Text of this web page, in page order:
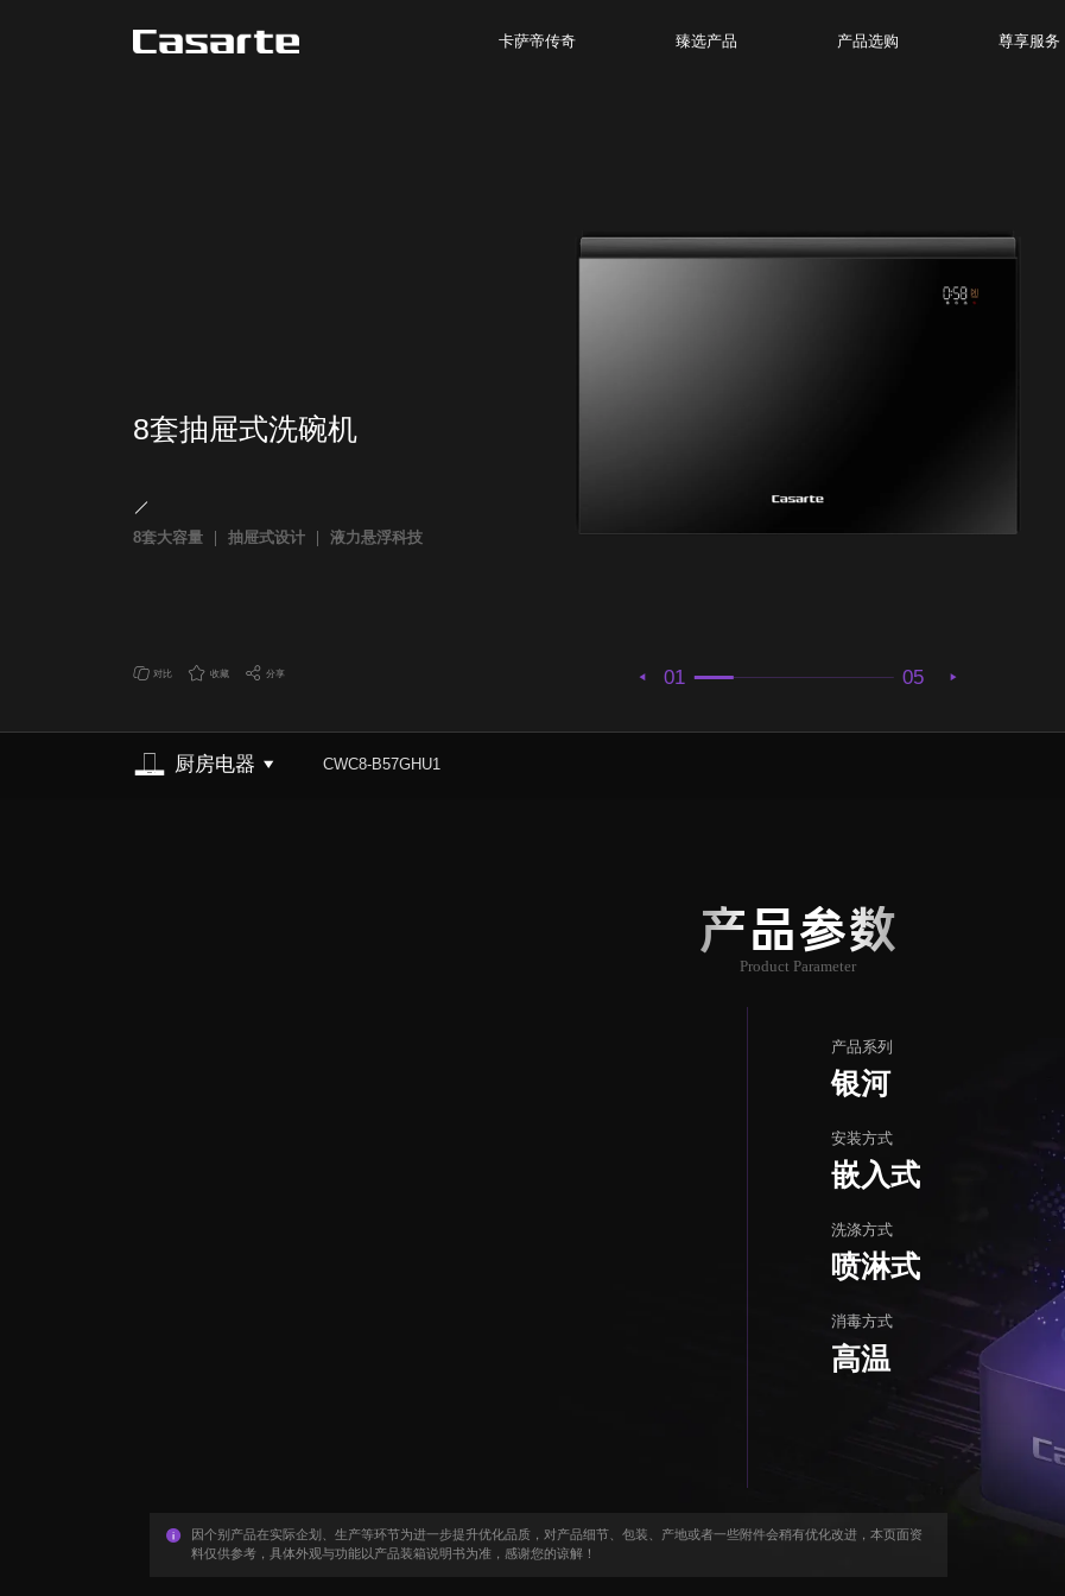
卡萨帝传奇 臻选产品 产品选购 尊享服务
01 05
8套抽屉式洗碗机
8套大容量 抽屉式设计 液力悬浮科技
对比 收藏 分享
厨房电器 CWC8-B57GHU1
产品参数
Product Parameter
产品系列
银河
安装方式
嵌入式
洗涤方式
喷淋式
消毒方式
高温
因个别产品在实际企划、生产等环节为进一步提升优化品质，对产品细节、包装、产地或者一些附件会稍有优化改进，本页面资
料仅供参考，具体外观与功能以产品装箱说明书为准，感谢您的谅解！